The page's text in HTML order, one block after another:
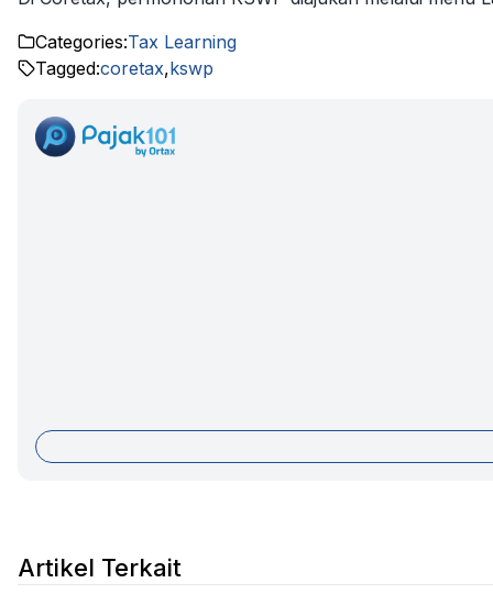
Categories:Tax Learning
Tagged:coretax,kswp
Artikel Terkait